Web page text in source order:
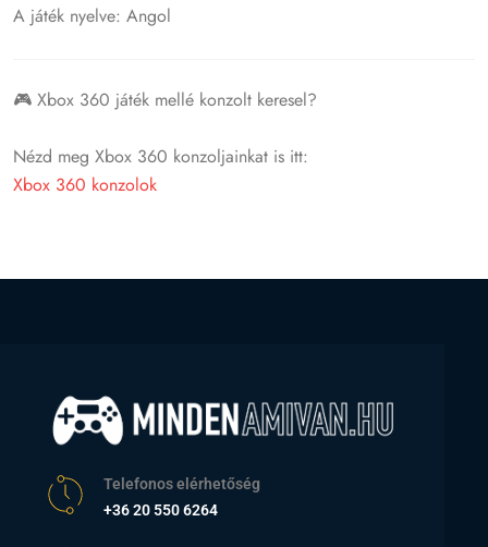
A játék nyelve: Angol
🎮 Xbox 360 játék mellé konzolt keresel?
Nézd meg Xbox 360 konzoljainkat is itt:
Xbox 360 konzolok
Telefonos elérhetőség
+36 20 550 6264